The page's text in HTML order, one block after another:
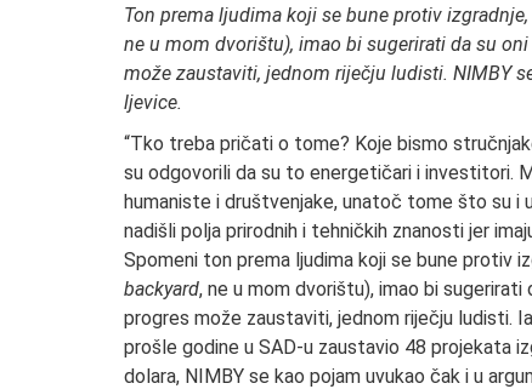
Ton prema ljudima koji se bune protiv
ne u mom dvorištu), imao bi sugerirati da su
može zaustaviti, jednom riječju ludisti. NIMBY
ljevice.
“Tko treba pričati o tome? Koje bismo
su odgovorili da su to energetičari i investitori.
humaniste i društvenjake, unatoč tome što su i
nadišli polja prirodnih i tehničkih znanosti jer
Spomeni ton prema ljudima koji se bune protiv
backyard, ne u mom dvorištu), imao bi
progres može zaustaviti, jednom riječju ludisti.
prošle godine u SAD-u zaustavio 48 projekata
dolara, NIMBY se kao pojam uvukao čak i u